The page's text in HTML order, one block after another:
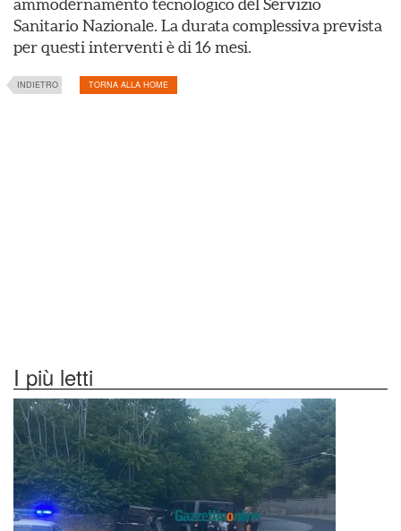
Sanitario Nazionale. La durata complessiva prevista
per questi interventi è di 16 mesi.
INDIETRO TORNA ALLA HOME
I più letti